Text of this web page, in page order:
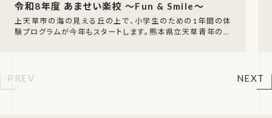
令和8年度 あませい楽校 〜Fun & Smile〜
上天草市の海の見える丘の上で、小学生のための1年間の体
験プログラムが今年もスタートします。熊本県立天草青年の家
PREV NEXT